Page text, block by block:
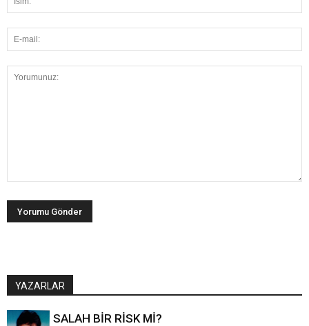
YAZARLAR
SALAH BİR RİSK Mİ?